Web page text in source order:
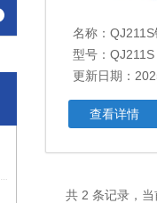
名称：
型号：QJ211S
更新日期：
查看详情
共 2 条记录，